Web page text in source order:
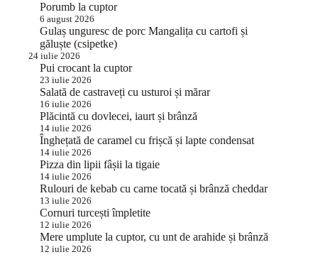
Porumb la cuptor
6 august 2026
Gulaș unguresc de porc Mangalița cu cartofi și
găluște (csipetke)
24 iulie 2026
Pui crocant la cuptor
23 iulie 2026
Salată de castraveți cu usturoi și mărar
16 iulie 2026
Plăcintă cu dovlecei, iaurt și brânză
14 iulie 2026
Înghețată de caramel cu frișcă și lapte condensat
14 iulie 2026
Pizza din lipii fâșii la tigaie
14 iulie 2026
Rulouri de kebab cu carne tocată și brânză cheddar
13 iulie 2026
Cornuri turcești împletite
12 iulie 2026
Mere umplute la cuptor, cu unt de arahide și brânză
12 iulie 2026